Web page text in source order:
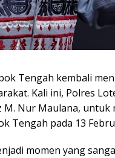
Tengah kembali
Kali ini, Polres
Nur Maulana, untuk
Tengah pada 13
momen yang